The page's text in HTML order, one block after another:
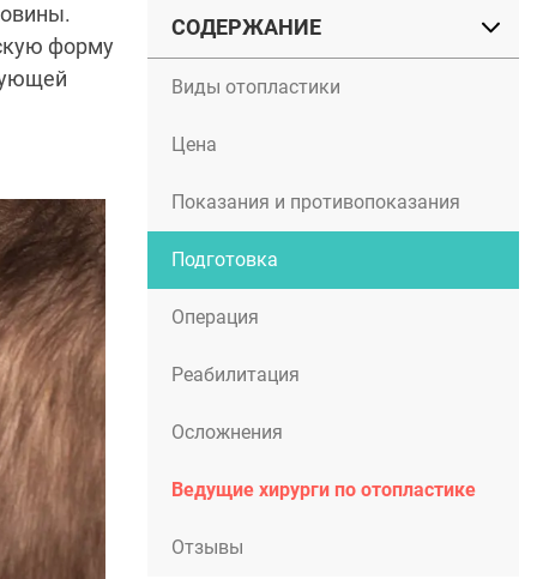
форму
СОДЕРЖАНИЕ
Виды отопластики
Цена
Показания и противопоказания
Подготовка
Операция
Реабилитация
Осложнения
Ведущие хирурги по отопластике
Отзывы